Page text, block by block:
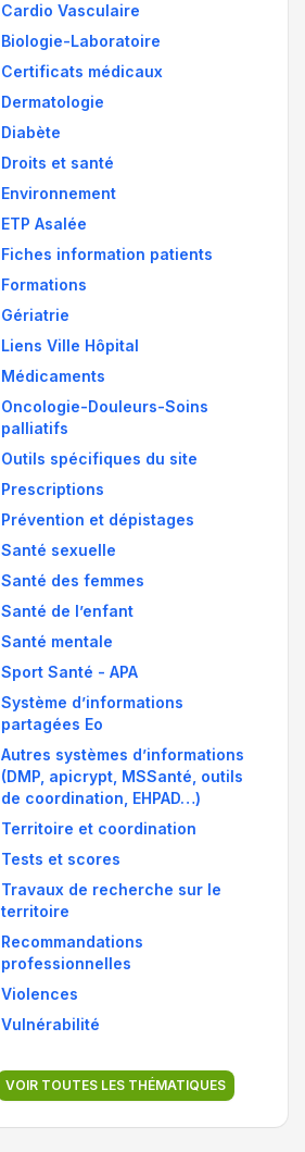
Cardio Vasculaire
Biologie-Laboratoire
Certificats médicaux
Dermatologie
Diabète
Droits et santé
Environnement
ETP Asalée
Fiches information patients
Formations
Gériatrie
Liens Ville Hôpital
Médicaments
Oncologie-Douleurs-Soins
palliatifs
Outils spécifiques du site
Prescriptions
Prévention et dépistages
Santé sexuelle
Santé des femmes
Santé de l’enfant
Santé mentale
Sport Santé - APA
Système d’informations
partagées Eo
Autres systèmes d’informations
(DMP, apicrypt, MSSanté, outils
de coordination, EHPAD…)
Territoire et coordination
Tests et scores
Travaux de recherche sur le
territoire
Recommandations
professionnelles
Violences
Vulnérabilité
VOIR TOUTES LES THÉMATIQUES